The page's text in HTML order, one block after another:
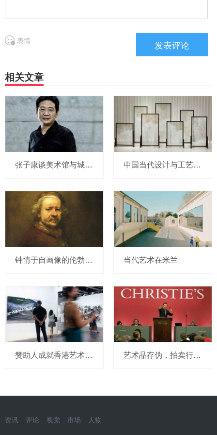
表情
相关文章
张子康谈美术馆与城市形象 中国当代设计与工艺：何为“中的精神”？
钟情于自画像的伦勃朗，画了一部自传？ 当代艺术在米兰
赞助人成就香港艺术中心 艺术品存伪，拍卖行免责？
资讯 评论 视觉 市场 人物